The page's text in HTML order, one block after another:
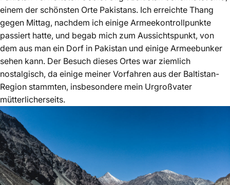
einem der schönsten Orte Pakistans. Ich erreichte Thang
gegen Mittag, nachdem ich einige Armeekontrollpunkte
passiert hatte, und begab mich zum Aussichtspunkt, von
dem aus man ein Dorf in Pakistan und einige Armeebunker
sehen kann. Der Besuch dieses Ortes war ziemlich
nostalgisch, da einige meiner Vorfahren aus der Baltistan-
Region stammten, insbesondere mein Urgroßvater
mütterlicherseits.